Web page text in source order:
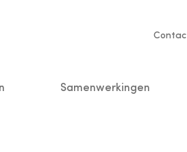
Samenwerkingen